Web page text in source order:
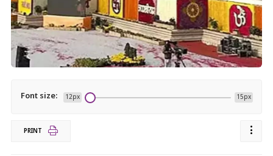
Font size: 12px 15px
PRINT